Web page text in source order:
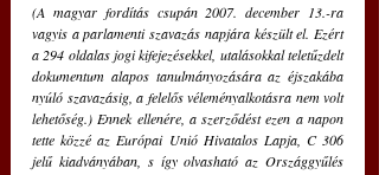
(A magyar fordítás csupán 2007. december 13.-ra
vagyis a parlamenti szavazás napjára készült el. Ezért
a 294 oldalas jogi kifejezésekkel, utalásokkal teletűzdelt
dokumentum alapos tanulmányozására az éjszakába
nyúló szavazásig, a felelős véleményalkotásra nem volt
lehetőség.) Ennek ellenére, a szerződést ezen a napon
tette közzé az Európai Unió Hivatalos Lapja, C 306
jelű kiadványában, s így olvasható az Országgyűlés